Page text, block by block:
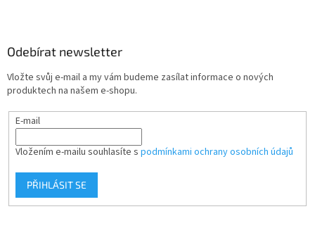
Odebírat newsletter
Vložte svůj e-mail a my vám budeme zasílat informace o nových
produktech na našem e-shopu.
E-mail
Vložením e-mailu souhlasíte s podmínkami ochrany osobních údajů
PŘIHLÁSIT SE